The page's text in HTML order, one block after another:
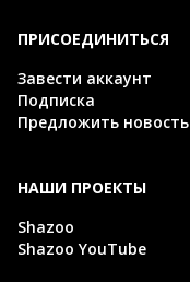
ПРИСОЕДИНИТЬСЯ
Завести аккаунт
Подписка
Предложить новость
НАШИ ПРОЕКТЫ
Shazoo
Shazoo YouTube